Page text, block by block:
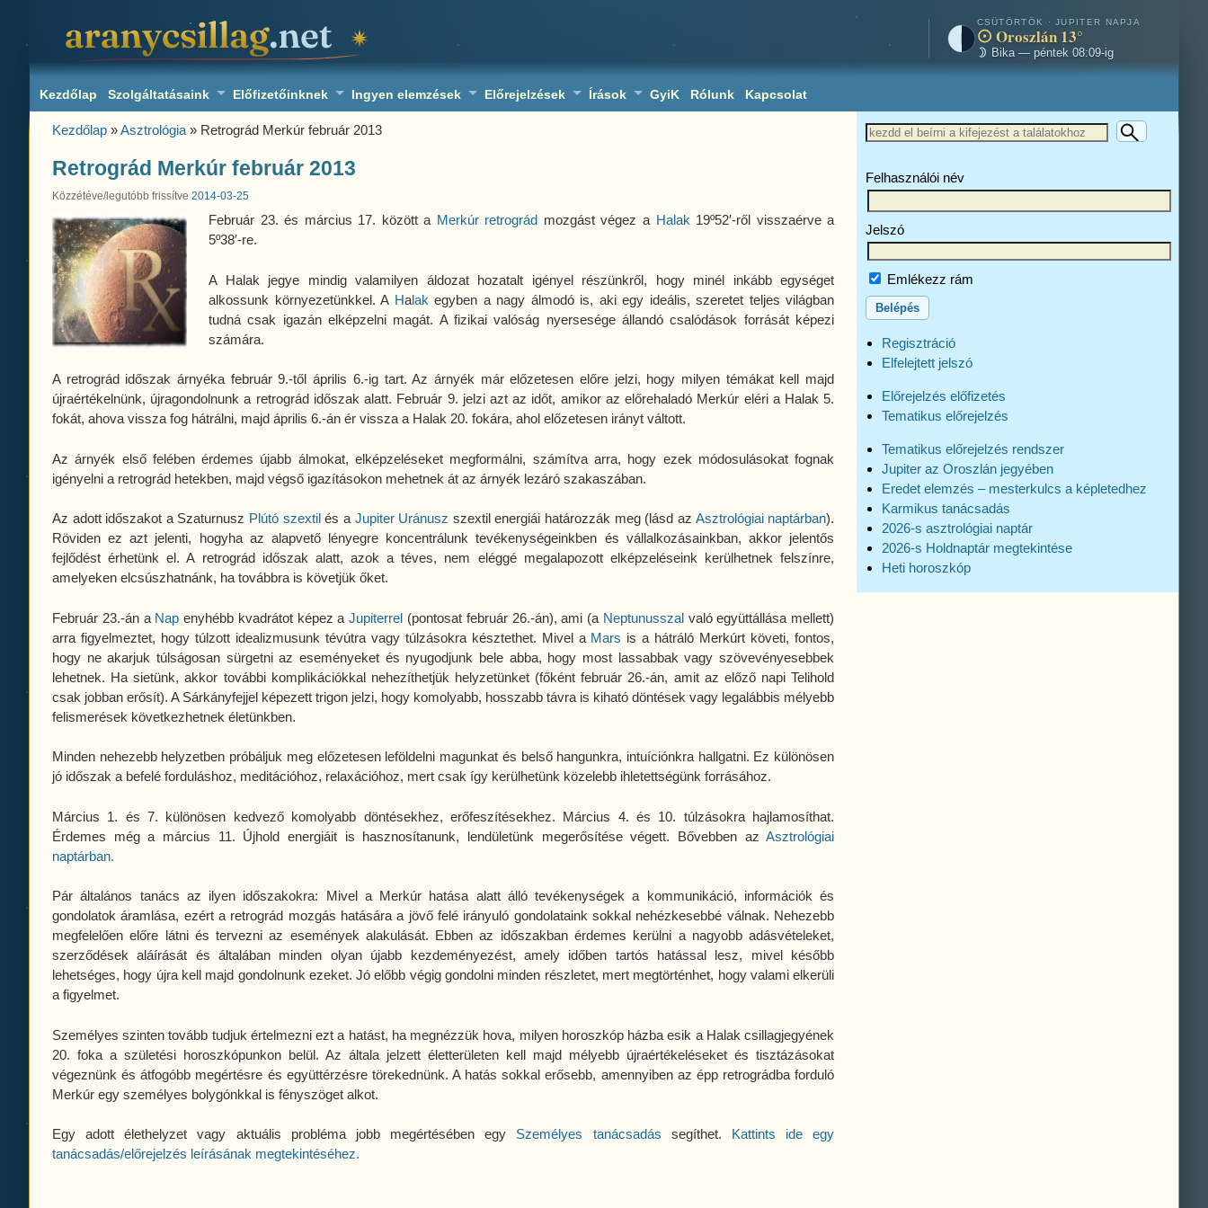
CSÜTÖRTÖK · JUPITER NAPJA
Oroszlán 13°
Bika — péntek 08:09-ig
Kezdőlap Szolgáltatásaink Előfizetőinknek Ingyen elemzések Előrejelzések Írások GyiK Rólunk Kapcsolat
Kezdőlap »Asztrológia » Retrográd Merkúr február 2013
Retrográd Merkúr február 2013
Közzétéve/legutóbb frissítve 2014-03-25
Február 23. és március 17. között a Merkúr retrográd mozgást végez a Halak 19º52′-ről visszaérve a
5º38′-re.
A Halak jegye mindig valamilyen áldozat hozatalt igényel részünkről, hogy minél inkább egységet
alkossunk környezetünkkel. A Halak egyben a nagy álmodó is, aki egy ideális, szeretet teljes világban
tudná csak igazán elképzelni magát. A fizikai valóság nyersesége állandó csalódások forrását képezi
számára.
A retrográd időszak árnyéka február 9.-től április 6.-ig tart. Az árnyék már előzetesen előre jelzi, hogy milyen témákat kell majd
újraértékelnünk, újragondolnunk a retrográd időszak alatt. Február 9. jelzi azt az időt, amikor az előrehaladó Merkúr eléri a Halak 5.
fokát, ahova vissza fog hátrálni, majd április 6.-án ér vissza a Halak 20. fokára, ahol előzetesen irányt váltott.
Az árnyék első felében érdemes újabb álmokat, elképzeléseket megformálni, számítva arra, hogy ezek módosulásokat fognak
igényelni a retrográd hetekben, majd végső igazításokon mehetnek át az árnyék lezáró szakaszában.
Az adott időszakot a Szaturnusz Plútó szextilés a Jupiter Uránusz szextil energiái határozzák meg (lásd az Asztrológiai naptárban).
Röviden ez azt jelenti, hogyha az alapvető lényegre koncentrálunk tevékenységeinkben és vállalkozásainkban, akkor jelentős
fejlődést érhetünk el. A retrográd időszak alatt, azok a téves, nem eléggé megalapozott elképzeléseink kerülhetnek felszínre,
amelyeken elcsúszhatnánk, ha továbbra is követjük őket.
Február 23.-án a Nap enyhébb kvadrátot képez aJupiterrel (pontosat február 26.-án), ami (a Neptunusszalvaló együttállása mellett)
arra figyelmeztet, hogy túlzott idealizmusunk tévútra vagy túlzásokra késztethet. Mivel a Mars is a hátráló Merkúrt követi, fontos,
hogy ne akarjuk túlságosan sürgetni az eseményeket és nyugodjunk bele abba, hogy most lassabbak vagy szövevényesebbek
lehetnek. Ha sietünk, akkor további komplikációkkal nehezíthetjük helyzetünket (főként február 26.-án, amit az előző napi Telihold
csak jobban erősít). A Sárkányfejjel képezett trigon jelzi, hogy komolyabb, hosszabb távra is kiható döntések vagy legalábbis mélyebb
felismerések következhetnek életünkben.
Minden nehezebb helyzetben próbáljuk meg előzetesen leföldelni magunkat és belső hangunkra, intuíciónkra hallgatni. Ez különösen
jó időszak a befelé forduláshoz, meditációhoz, relaxációhoz, mert csak így kerülhetünk közelebb ihletettségünk forrásához.
Március 1. és 7. különösen kedvező komolyabb döntésekhez, erőfeszítésekhez. Március 4. és 10. túlzásokra hajlamosíthat.
Érdemes még a március 11. Újhold energiáit is hasznosítanunk, lendületünk megerősítése végett. Bővebben azAsztrológiai
naptárban.
Pár általános tanács az ilyen időszakokra: Mivel a Merkúr hatása alatt álló tevékenységek a kommunikáció, információk és
gondolatok áramlása, ezért a retrográd mozgás hatására a jövő felé irányuló gondolataink sokkal nehézkesebbé válnak. Nehezebb
megfelelően előre látni és tervezni az események alakulását. Ebben az időszakban érdemes kerülni a nagyobb adásvételeket,
szerződések aláírását és általában minden olyan újabb kezdeményezést, amely időben tartós hatással lesz, mivel később
lehetséges, hogy újra kell majd gondolnunk ezeket. Jó előbb végig gondolni minden részletet, mert megtörténhet, hogy valami elkerüli
a figyelmet.
Személyes szinten tovább tudjuk értelmezni ezt a hatást, ha megnézzük hova, milyen horoszkóp házba esik a Halak csillagjegyének
20. foka a születési horoszkópunkon belül. Az általa jelzett életterületen kell majd mélyebb újraértékeléseket és tisztázásokat
végeznünk és átfogóbb megértésre és együttérzésre törekednünk. A hatás sokkal erősebb, amennyiben az épp retrográdba forduló
Merkúr egy személyes bolygónkkal is fényszöget alkot.
Egy adott élethelyzet vagy aktuális probléma jobb megértésében egy Személyes tanácsadás segíthet. Kattints ide egy
tanácsadás/előrejelzés leírásának megtekintéséhez.
Felhasználói név
Jelszó
Emlékezz rám
Regisztráció
Elfelejtett jelszó
Előrejelzés előfizetés
Tematikus előrejelzés
Tematikus előrejelzés rendszer
Jupiter az Oroszlán jegyében
Eredet elemzés – mesterkulcs a képletedhez
Karmikus tanácsadás
2026-s asztrológiai naptár
2026-s Holdnaptár megtekintése
Heti horoszkóp